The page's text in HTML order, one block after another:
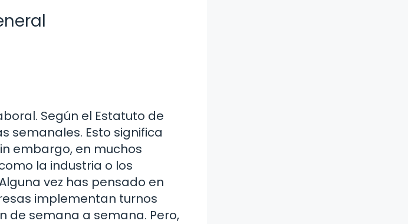
Según el Estatuto de
semanales. Esto significa
embargo, en muchos
la industria o los
vez has pensado en
implementan turnos
de semana a semana. Pero,